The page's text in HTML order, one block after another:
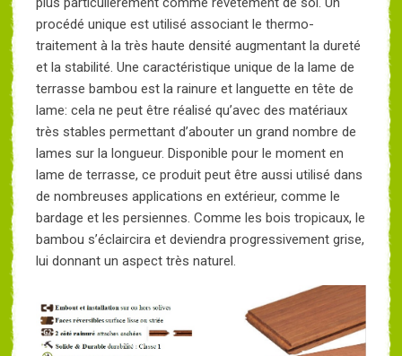
procédé unique est utilisé associant le thermo-
traitement à la très haute densité augmentant la dureté
et la stabilité. Une caractéristique unique de la lame de
terrasse bambou est la rainure et languette en tête de
lame: cela ne peut être réalisé qu’avec des matériaux
très stables permettant d’abouter un grand nombre de
lames sur la longueur. Disponible pour le moment en
lame de terrasse, ce produit peut être aussi utilisé dans
de nombreuses applications en extérieur, comme le
bardage et les persiennes. Comme les bois tropicaux, le
bambou s’éclaircira et deviendra progressivement grise,
lui donnant un aspect très naturel.